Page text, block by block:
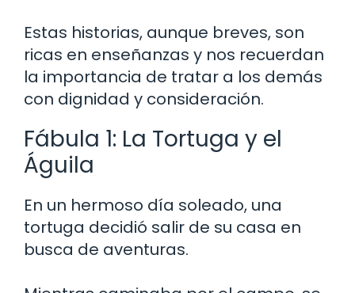
Estas historias, aunque breves, son
ricas en enseñanzas y nos recuerdan
la importancia de tratar a los demás
con dignidad y consideración.
Fábula 1: La Tortuga y el
Águila
En un hermoso día soleado, una
tortuga decidió salir de su casa en
busca de aventuras.